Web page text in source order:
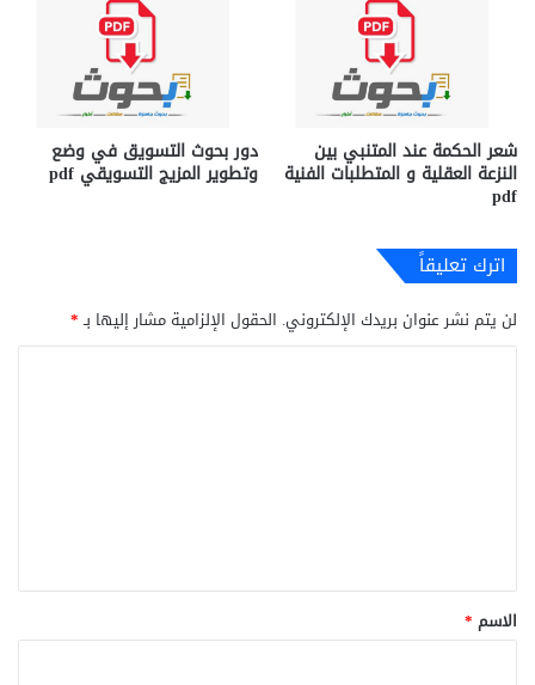
شعر الحكمة عند المتنبي بین
النزعة العقلیة و المتطلبات الفنیة
pdf
دور بحوث التسويق في وضع
وتطوير المزيج التسويقي pdf
اترك تعليقاً
لن يتم نشر عنوان بريدك الإلكتروني. الحقول الإلزامية مشار إليها بـ*
*
الاسم *